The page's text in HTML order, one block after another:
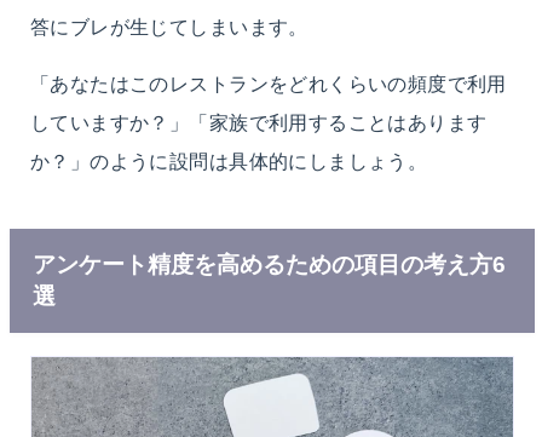
答にブレが生じてしまいます。
「あなたはこのレストランをどれくらいの頻度で利用
していますか？」「家族で利用することはあります
か？」のように設問は具体的にしましょう。
アンケート精度を高めるための項目の考え方6
選